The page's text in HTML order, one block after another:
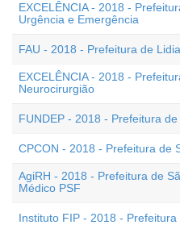
EXCELÊNCIA - 2018 -
Urgência e Emergência
FAU - 2018 - Prefeitura de
EXCELÊNCIA - 2018 -
Neurocirurgião
FUNDEP - 2018 - Prefeitura
CPCON - 2018 - Prefeitura de
AgiRH - 2018 - Prefeitura de
Médico PSF
Instituto FIP - 2018 -